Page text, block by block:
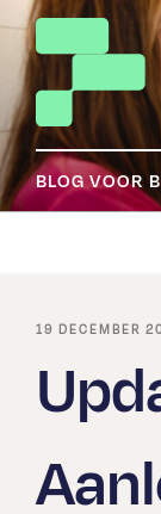
naar
inhoud
BLOG VOOR
GEPLAATST
19 DECEMBER